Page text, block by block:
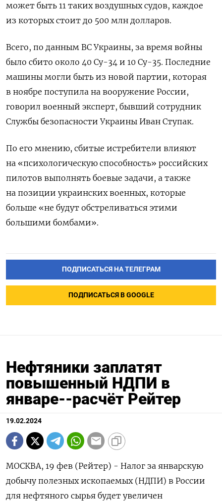
может быть 11 таких воздушных судов, каждое
из которых стоит до 500 млн долларов.
Всего, по данным ВС Украины, за время войны
было сбито около 40 Су-34 и 10 Су-35. Последние
машины могли быть из новой партии, которая
в ноябре поступила на вооружение России,
говорил военный эксперт, бывший сотрудник
Службы безопасности Украины Иван Ступак.
По его мнению, сбитые истребители влияют
на «психологическую способность» российских
пилотов выполнять боевые задачи, а также
на позиции украинских военных, которые
больше «не будут обстреливаться этими
большими бомбами».
ПОДПИСАТЬСЯ НА ТЕЛЕГРАМ
ПОДПИСАТЬСЯ В GOOGLE
Нефтяники заплатят
повышенный НДПИ в
январе--расчёт Рейтер
19.02.2024
МОСКВА, 19 фев (Рейтер) - Налог за январскую
добычу полезных ископаемых (НДПИ) в России
для нефтяного сырья будет увеличен